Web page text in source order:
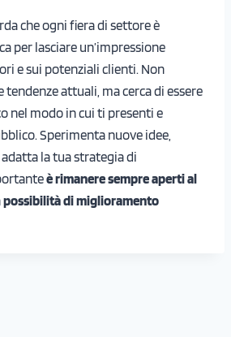
che ogni fiera di settore è
per lasciare un’impressione
e sui potenziali clienti. Non
attuali, ma cerca di essere
nel modo in cui ti presenti e
Sperimenta nuove idee,
la tua strategia di
è rimanere sempre aperti al
possibilità di miglioramento